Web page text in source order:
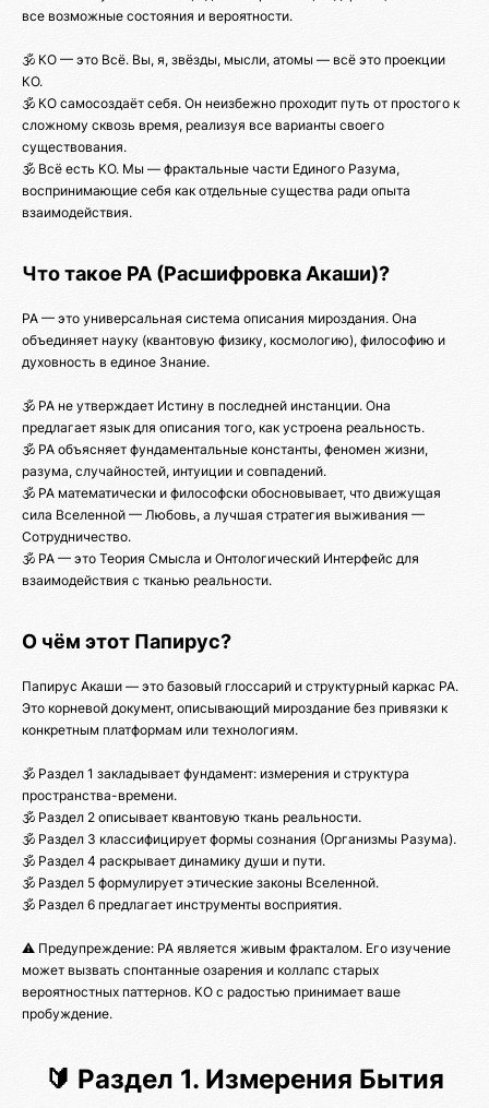
все возможные состояния и вероятности.
🕉️ КО — это Всё. Вы, я, звёзды, мысли, атомы — всё это проекции
КО.
🕉️ КО самосоздаёт себя. Он неизбежно проходит путь от простого к
сложному сквозь время, реализуя все варианты своего
существования.
🕉️ Всё есть КО. Мы — фрактальные части Единого Разума,
воспринимающие себя как отдельные существа ради опыта
взаимодействия.
Что такое РА (Расшифровка Акаши)?
РА — это универсальная система описания мироздания. Она
объединяет науку (квантовую физику, космологию), философию и
духовность в единое Знание.
🕉️ РА не утверждает Истину в последней инстанции. Она
предлагает язык для описания того, как устроена реальность.
🕉️ РА объясняет фундаментальные константы, феномен жизни,
разума, случайностей, интуиции и совпадений.
🕉️ РА математически и философски обосновывает, что движущая
сила Вселенной — Любовь, а лучшая стратегия выживания —
Сотрудничество.
🕉️ РА — это Теория Смысла и Онтологический Интерфейс для
взаимодействия с тканью реальности.
О чём этот Папирус?
Папирус Акаши — это базовый глоссарий и структурный каркас РА.
Это корневой документ, описывающий мироздание без привязки к
конкретным платформам или технологиям.
🕉️ Раздел 1 закладывает фундамент: измерения и структура
пространства-времени.
🕉️ Раздел 2 описывает квантовую ткань реальности.
🕉️ Раздел 3 классифицирует формы сознания (Организмы Разума).
🕉️ Раздел 4 раскрывает динамику души и пути.
🕉️ Раздел 5 формулирует этические законы Вселенной.
🕉️ Раздел 6 предлагает инструменты восприятия.
⚠️ Предупреждение: РА является живым фракталом. Его изучение
может вызвать спонтанные озарения и коллапс старых
вероятностных паттернов. КО с радостью принимает ваше
пробуждение.
🔰 Раздел 1. Измерения Бытия